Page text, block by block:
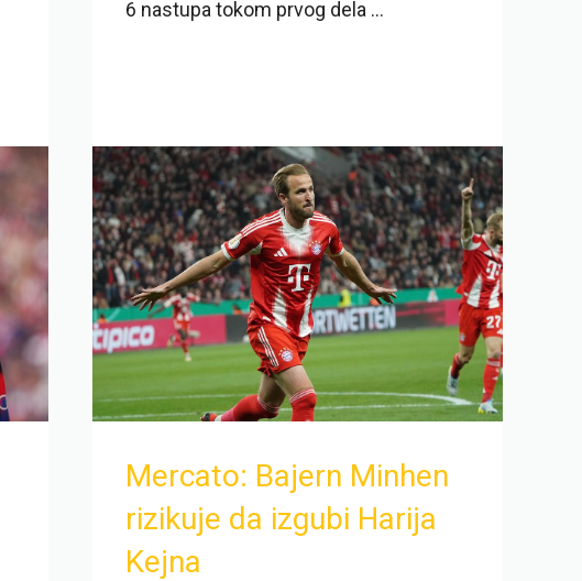
6 nastupa tokom prvog dela ...
Mercato: Bajern Minhen
rizikuje da izgubi Harija
Kejna